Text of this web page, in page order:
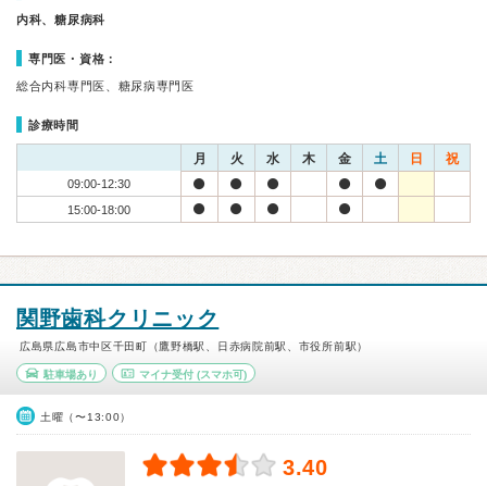
内科、糖尿病科
専門医・資格：
総合内科専門医、糖尿病専門医
診療時間
月 火 水 木 金 土 日 祝
09:00-12:30
15:00-18:00
関野歯科クリニック
広島県広島市中区千田町（鷹野橋駅、日赤病院前駅、市役所前駅）
駐車場あり マイナ受付(スマホ可)
土曜（〜13:00）
3.40